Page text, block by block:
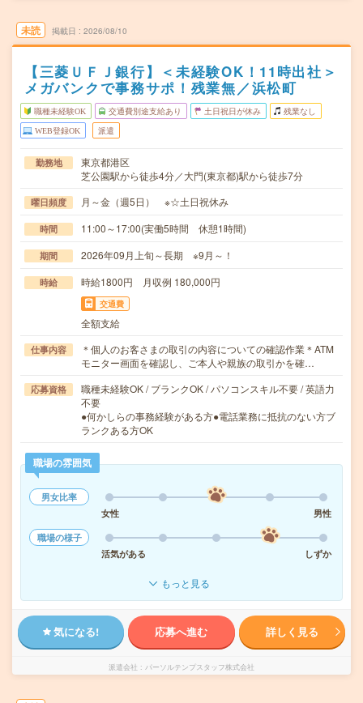
未読 掲載日 2026/08/10
【三菱ＵＦＪ銀行】＜未経験OK！11時出社＞
メガバンクで事務サポ！残業無／浜松町
職種未経験OK 交通費別途支給あり 土日祝日が休み 残業なし
WEB登録OK 派遣
勤務地
東京都港区
芝公園駅から徒歩4分／大門(東京都)駅から徒歩7分
曜日頻度 月～金（週5日） ※☆土日祝休み
時間 11:00～17:00(実働5時間 休憩1時間)
期間 2026年09月上旬～長期 ※9月～！
時給 時給1800円 月収例 180,000円
交通費
全額支給
仕事内容
＊個人のお客さまの取引の内容についての確認作業＊ATM
モニター画面を確認し、ご本人や親族の取引かを確…
応募資格
職種未経験OK / ブランクOK / パソコンスキル不要 / 英語力
不要
●何かしらの事務経験がある方●電話業務に抵抗のない方ブ
ランクある方OK
職場の雰囲気
男女比率
女性
男性
職場の様子
活気がある
しずか
もっと見る
気になる! 応募へ進む 詳しく見る
派遣会社 パーソルテンプスタッフ株式会社